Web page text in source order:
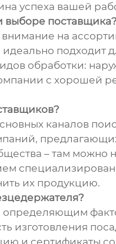
успеха вашей
выборе поставщика?
внимание на
идеально
обработки:
с хорошей
каналов
– там можно
их продукцию.
определяющим
изготовления